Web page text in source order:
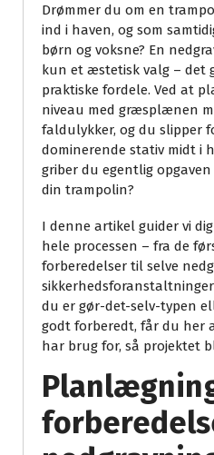
Drømmer du om en
ind i haven, og som
børn og voksne? En
kun et æstetisk valg – det
praktiske fordele. Ved at
niveau med græsplænen
faldulykker, og du slipper
dominerende stativ midt i
griber du egentlig
din trampolin?
I denne artikel guider vi
hele processen – fra de
forberedelser til selve
du er gør-det-selv-typen
godt forberedt, får du her
har brug for, så projektet